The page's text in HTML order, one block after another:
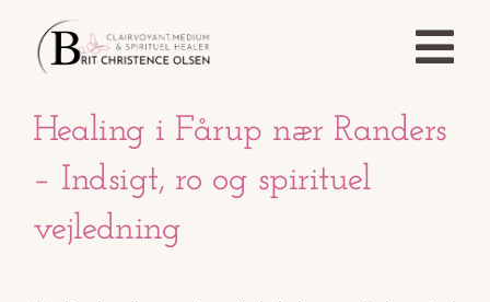
content
Forside
Healing i Fårup nær Randers
– Indsigt, ro og spirituel
vejledning